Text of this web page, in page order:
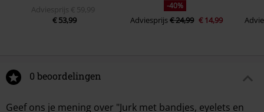
Adviesprijs
€ 59,99
€ 53,99
-40%
Adviesprijs€ 24,99 € 14,99
0 beoordelingen
Geef ons je mening over "Jurk met bandjes, eyelets en